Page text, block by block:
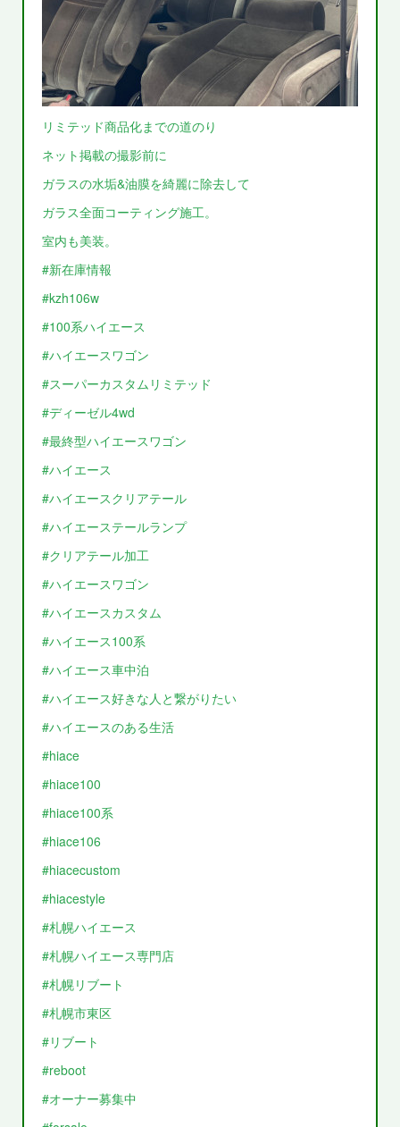
リミテッド商品化までの道のり
ネット掲載の撮影前に
ガラスの水垢&油膜を綺麗に除去して
ガラス全面コーティング施工。
室内も美装。
#新在庫情報
#kzh106w
#100系ハイエース
#ハイエースワゴン
#スーパーカスタムリミテッド
#ディーゼル4wd
#最終型ハイエースワゴン
#ハイエース
#ハイエースクリアテール
#ハイエーステールランプ
#クリアテール加工
#ハイエースワゴン
#ハイエースカスタム
#ハイエース100系
#ハイエース車中泊
#ハイエース好きな人と繋がりたい
#ハイエースのある生活
#hiace
#hiace100
#hiace100系
#hiace106
#hiacecustom
#hiacestyle
#札幌ハイエース
#札幌ハイエース専門店
#札幌リブート
#札幌市東区
#リブート
#reboot
#オーナー募集中